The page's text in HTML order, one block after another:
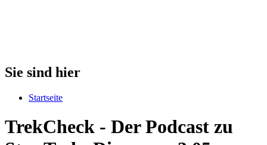
Sie sind hier
Startseite
TrekCheck - Der Podcast zu